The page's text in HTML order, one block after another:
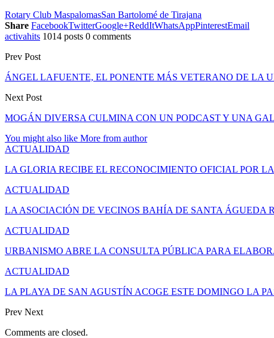
Rotary Club MaspalomasSan Bartolomé de Tirajana
Share FacebookTwitterGoogle+ReddItWhatsAppPinterestEmail
activahits 1014 posts 0 comments
Prev Post
ÁNGEL LAFUENTE, EL PONENTE MÁS VETERANO DE LA
Next Post
MOGÁN DIVERSA CULMINA CON UN PODCAST Y UNA
You might also like More from author
ACTUALIDAD
LA GLORIA RECIBE EL RECONOCIMIENTO OFICIAL POR
ACTUALIDAD
LA ASOCIACIÓN DE VECINOS BAHÍA DE SANTA ÁGUEDA
ACTUALIDAD
URBANISMO ABRE LA CONSULTA PÚBLICA PARA
ACTUALIDAD
LA PLAYA DE SAN AGUSTÍN ACOGE ESTE DOMINGO LA
Prev Next
Comments are closed.